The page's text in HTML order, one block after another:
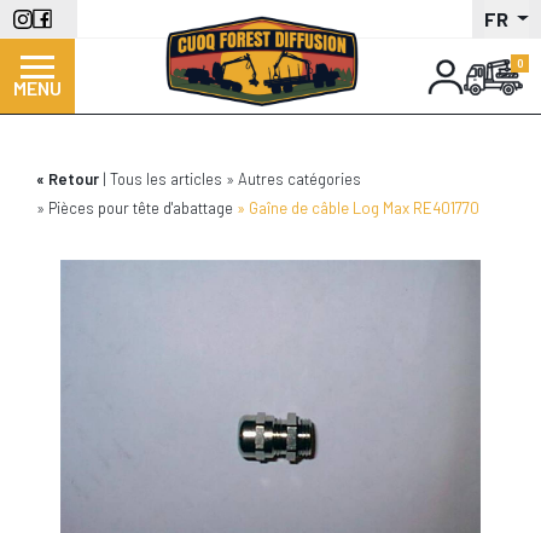
Aller
au
contenu
principal
FR
MENU
Retour Tous les articles
Autres catégories
Pièces pour tête d'abattage
Gaîne de câble Log Max RE401770